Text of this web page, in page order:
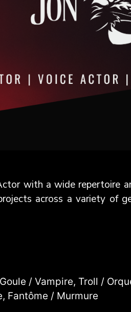
with a wide repertoire
across a variety of
/ Vampire, Troll /
Fantôme / Murmure